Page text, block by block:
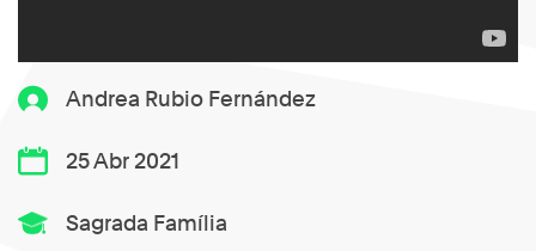
Andrea Rubio Fernández
25 Abr 2021
Sagrada Família